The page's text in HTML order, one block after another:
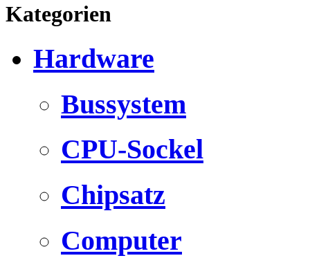
Kategorien
Hardware
Bussystem
CPU-Sockel
Chipsatz
Computer